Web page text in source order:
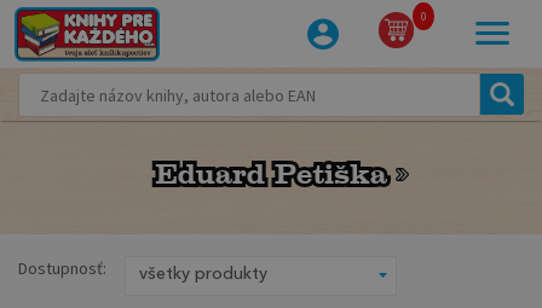
0
Eduard Petiška
Eduard Petiška
Dostupnosť: